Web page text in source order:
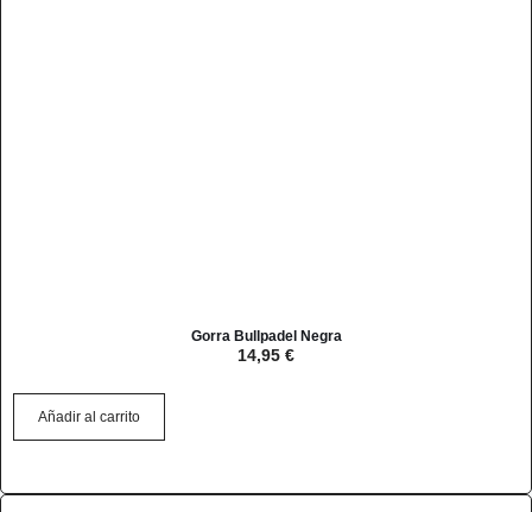
Gorra Bullpadel Negra
14,95 €
Añadir al carrito